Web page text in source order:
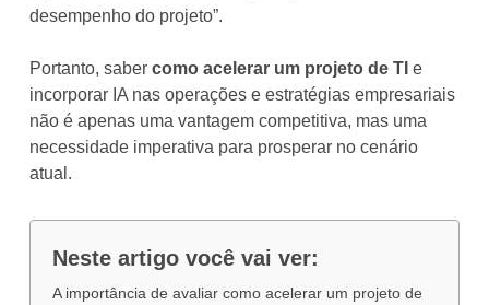
desempenho do projeto”.
Portanto, saber como acelerar um projeto de TI e
incorporar IA nas operações e estratégias empresariais
não é apenas uma vantagem competitiva, mas uma
necessidade imperativa para prosperar no cenário
atual.
Neste artigo você vai ver:
A importância de avaliar como acelerar um projeto de